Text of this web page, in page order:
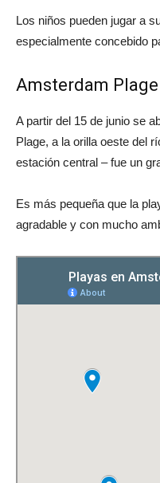
Los niños pueden jugar a
especialmente concebido
Amsterdam Plage
A partir del 15 de junio se
Plage, a la orilla oeste del
estación central – fue un
Es más pequeña que la
agradable y con mucho